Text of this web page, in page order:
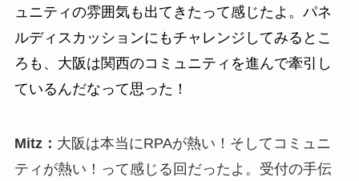
ュニティの雰囲気も出てきたって感じたよ。パネ
ルディスカッションにもチャレンジしてみるとこ
ろも、大阪は関西のコミュニティを進んで牽引し
ているんだなって思った！
Mitz： 大阪は本当にRPAが熱い！そしてコミュニ
ティが熱い！って感じる回だったよ。受付の手伝